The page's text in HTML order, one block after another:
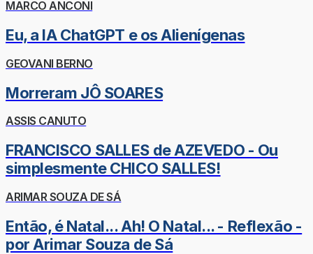
MARCO ANCONI
Eu, a IA ChatGPT e os Alienígenas
GEOVANI BERNO
Morreram JÔ SOARES
ASSIS CANUTO
FRANCISCO SALLES de AZEVEDO - Ou
simplesmente CHICO SALLES!
ARIMAR SOUZA DE SÁ
Então, é Natal... Ah! O Natal... - Reflexão -
por Arimar Souza de Sá